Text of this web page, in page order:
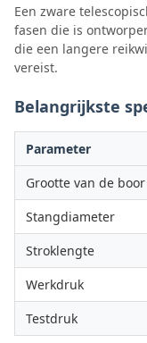
Een zware
fasen die is
die een langere
vereist.
Belangrijkste
Parameter
Grootte van de boor
Stangdiameter
Stroklengte
Werkdruk
Testdruk